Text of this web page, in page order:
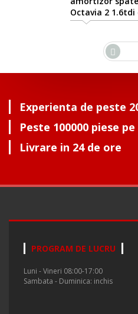
Experienta de peste
Peste 100000 piese
Livrare in 24 de ore
PROGRAM DE LUCRU
Luni - Vineri 08:00-17:00
Sambata - Duminica: inchis